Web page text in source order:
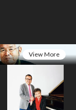
View More